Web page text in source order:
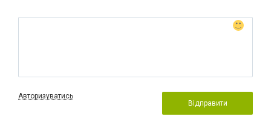
Авторизуватись
Відправити